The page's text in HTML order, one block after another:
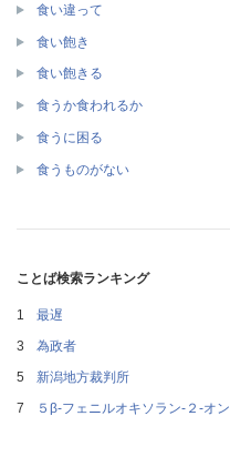
食い違って
食い飽き
食い飽きる
食うか食われるか
食うに困る
食うものがない
ことば検索ランキング
最遅
為政者
新潟地方裁判所
５β‐フェニルオキソラン‐２‐オン